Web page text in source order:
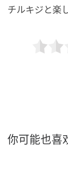
チルキジと楽
你可能也喜